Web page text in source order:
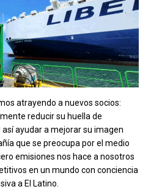
atrayendo a nuevos socios:
reducir su huella de
ayudar a mejorar su imagen
que se preocupa por el medio
emisiones nos hace a nosotros
en un mundo con conciencia
a El Latino.